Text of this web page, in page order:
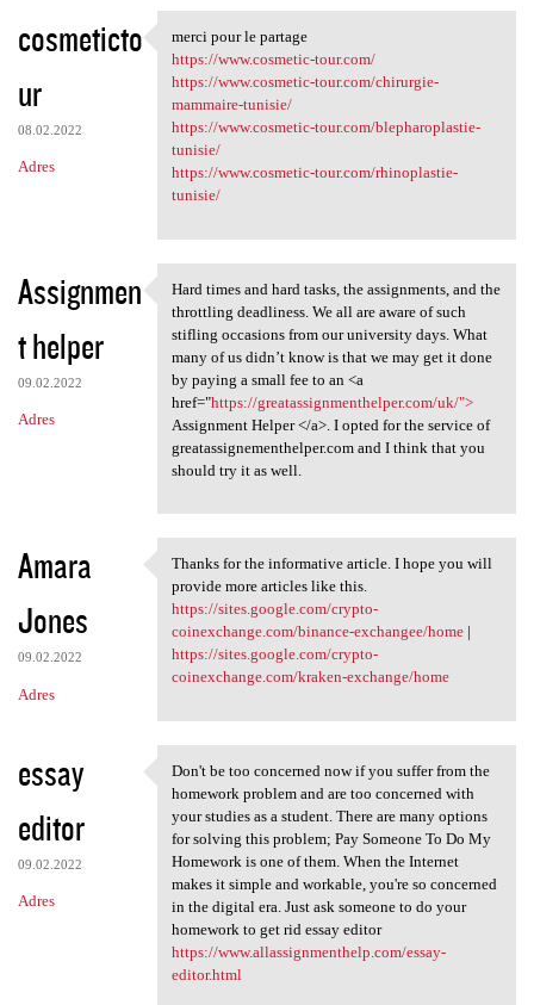
cosmeticto
ur
08.02.2022
Adres
merci pour le partage
merci pour le partage
https://www.cosmetic-tour.com/
https://www.cosmetic-tour.com/chirurgie-
mammaire-tunisie/
https://www.cosmetic-tour.com/blepharoplastie-
tunisie/
https://www.cosmetic-tour.com/rhinoplastie-
tunisie/
Assignmen
t helper
09.02.2022
Adres
Hard times and hard tasks,
Hard times and hard tasks, the assignments, and the
throttling deadliness. We all are aware of such
stifling occasions from our university days. What
many of us didn’t know is that we may get it done
by paying a small fee to an <a
href="https://greatassignmenthelper.com/uk/">
Assignment Helper </a>. I opted for the service of
greatassignementhelper.com and I think that you
should try it as well.
Amara
Jones
09.02.2022
Adres
Thanks for the informative
Thanks for the informative article. I hope you will
provide more articles like this.
https://sites.google.com/crypto-
coinexchange.com/binance-exchangee/home|
https://sites.google.com/crypto-
coinexchange.com/kraken-exchange/home
essay
editor
09.02.2022
Adres
Don't be too concerned now if
Don't be too concerned now if you suffer from the
homework problem and are too concerned with
your studies as a student. There are many options
for solving this problem; Pay Someone To Do My
Homework is one of them. When the Internet
makes it simple and workable, you're so concerned
in the digital era. Just ask someone to do your
homework to get rid essay editor
https://www.allassignmenthelp.com/essay-
editor.html